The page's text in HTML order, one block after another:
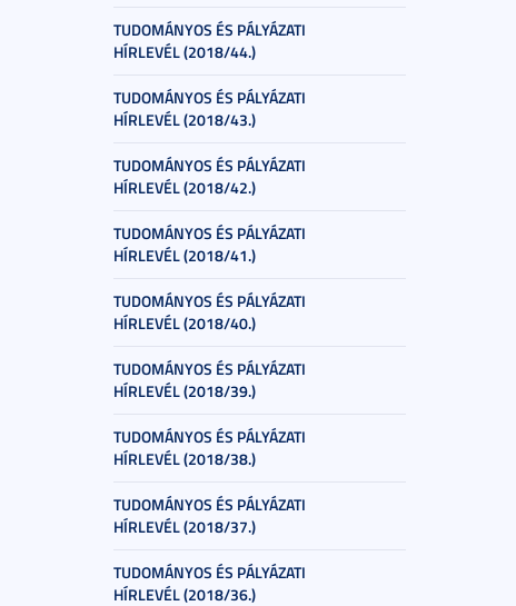
TUDOMÁNYOS ÉS PÁLYÁZATI
HÍRLEVÉL (2018/44.)
TUDOMÁNYOS ÉS PÁLYÁZATI
HÍRLEVÉL (2018/43.)
TUDOMÁNYOS ÉS PÁLYÁZATI
HÍRLEVÉL (2018/42.)
TUDOMÁNYOS ÉS PÁLYÁZATI
HÍRLEVÉL (2018/41.)
TUDOMÁNYOS ÉS PÁLYÁZATI
HÍRLEVÉL (2018/40.)
TUDOMÁNYOS ÉS PÁLYÁZATI
HÍRLEVÉL (2018/39.)
TUDOMÁNYOS ÉS PÁLYÁZATI
HÍRLEVÉL (2018/38.)
TUDOMÁNYOS ÉS PÁLYÁZATI
HÍRLEVÉL (2018/37.)
TUDOMÁNYOS ÉS PÁLYÁZATI
HÍRLEVÉL (2018/36.)